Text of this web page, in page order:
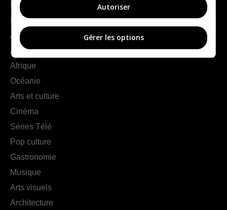
France
Europe
Amériques
Asie
Afrique
Océanie
Arts et culture
Cinéma
Séries Télé
Pop culture
Gastronomie
Musique
Arts visuels
Architecture
Autoriser
Gérer les options